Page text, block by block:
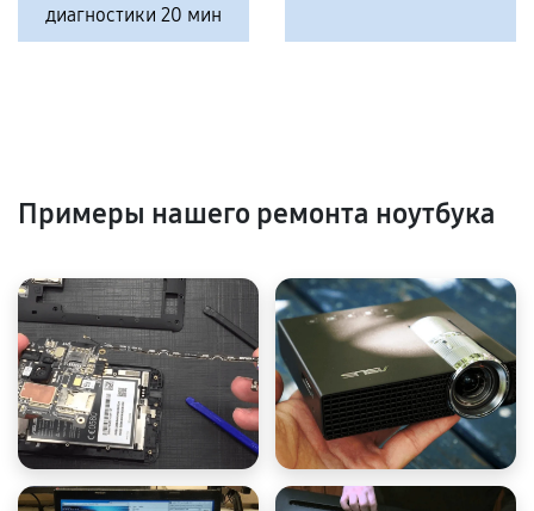
диагностики 20 мин
Примеры нашего ремонта ноутбука